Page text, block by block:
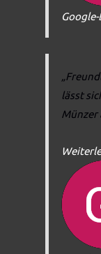
lässt
Münzer